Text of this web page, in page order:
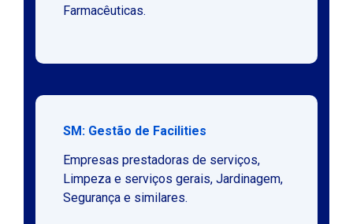
Farmacêuticas.
SM: Gestão de Facilities
Empresas prestadoras de serviços,
Limpeza e serviços gerais, Jardinagem,
Segurança e similares.